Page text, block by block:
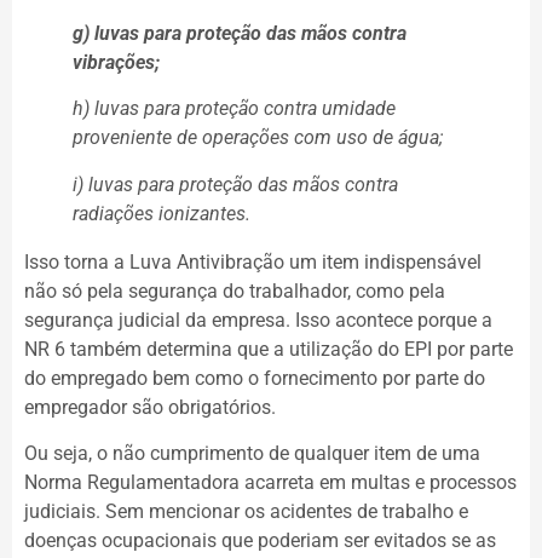
g) luvas para proteção das mãos contra
vibrações;
h) luvas para proteção contra umidade
proveniente de operações com uso de água;
i) luvas para proteção das mãos contra
radiações ionizantes.
Isso torna a Luva Antivibração um item indispensável
não só pela segurança do trabalhador, como pela
segurança judicial da empresa. Isso acontece porque a
NR 6 também determina que a utilização do EPI por parte
do empregado bem como o fornecimento por parte do
empregador são obrigatórios.
Ou seja, o não cumprimento de qualquer item de uma
Norma Regulamentadora acarreta em multas e processos
judiciais. Sem mencionar os acidentes de trabalho e
doenças ocupacionais que poderiam ser evitados se as